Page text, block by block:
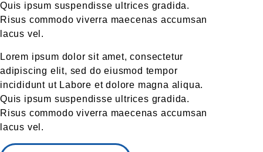
Quis ipsum suspendisse ultrices gradida.
Risus commodo viverra maecenas accumsan
lacus vel.
Lorem ipsum dolor sit amet, consectetur
adipiscing elit, sed do eiusmod tempor
incididunt ut Labore et dolore magna aliqua.
Quis ipsum suspendisse ultrices gradida.
Risus commodo viverra maecenas accumsan
lacus vel.